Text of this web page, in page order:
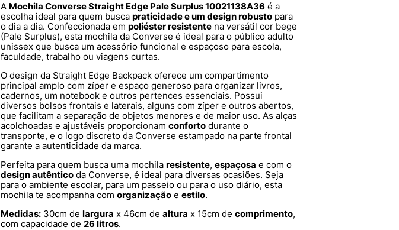
A Mochila Converse Straight Edge Pale Surplus 10021138A36 é a
escolha ideal para quem busca praticidade e um design robusto para
o dia a dia. Confeccionada em poliéster resistente na versátil cor bege
(Pale Surplus), esta mochila da Converse é ideal para o público adulto
unissex que busca um acessório funcional e espaçoso para escola,
faculdade, trabalho ou viagens curtas.
O design da Straight Edge Backpack oferece um compartimento
principal amplo com zíper e espaço generoso para organizar livros,
cadernos, um notebook e outros pertences essenciais. Possui
diversos bolsos frontais e laterais, alguns com zíper e outros abertos,
que facilitam a separação de objetos menores e de maior uso. As alças
acolchoadas e ajustáveis proporcionam conforto durante o
transporte, e o logo discreto da Converse estampado na parte frontal
garante a autenticidade da marca.
Perfeita para quem busca uma mochila resistente, espaçosa e com o
design autêntico da Converse, é ideal para diversas ocasiões. Seja
para o ambiente escolar, para um passeio ou para o uso diário, esta
mochila te acompanha com organização e estilo.
Medidas: 30cm de largura x 46cm de altura x 15cm de comprimento,
com capacidade de 26 litros.